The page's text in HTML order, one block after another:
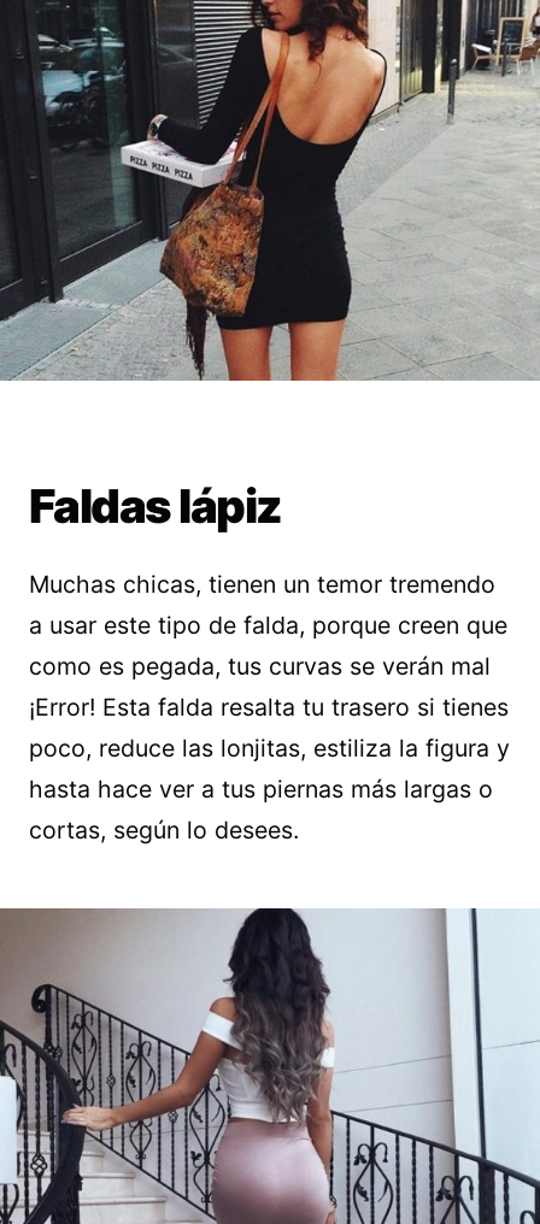
Faldas lápiz
Muchas chicas, tienen un temor tremendo
a usar este tipo de falda, porque creen que
como es pegada, tus curvas se verán mal
¡Error! Esta falda resalta tu trasero si tienes
poco, reduce las lonjitas, estiliza la figura y
hasta hace ver a tus piernas más largas o
cortas, según lo desees.